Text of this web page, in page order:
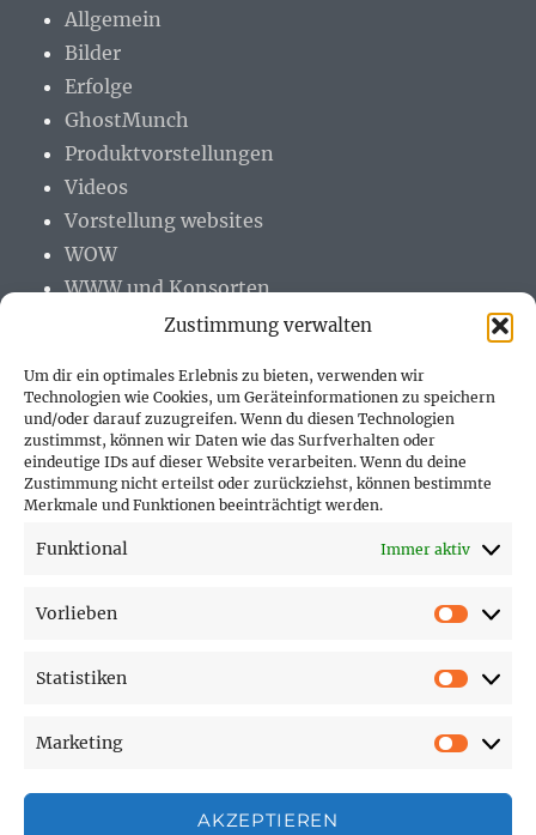
Zustimmung verwalten
Um dir ein optimales Erlebnis zu bieten, verwenden wir
Technologien wie Cookies, um Geräteinformationen zu speichern
und/oder darauf zuzugreifen. Wenn du diesen Technologien
zustimmst, können wir Daten wie das Surfverhalten oder
eindeutige IDs auf dieser Website verarbeiten. Wenn du deine
Zustimmung nicht erteilst oder zurückziehst, können bestimmte
Merkmale und Funktionen beeinträchtigt werden.
Funktional Immer aktiv
Vorlieben
Statistiken
Marketing
AKZEPTIEREN
Allgemein
Bilder
Erfolge
GhostMunch
Produktvorstellungen
Videos
Vorstellung websites
WOW
WWW und Konsorten
PARTNER (LINKS)
Hofer Technik GmbH
Sonne und Erde
SEITEN
Affiliate Disclosure
Datenschutzerklärung